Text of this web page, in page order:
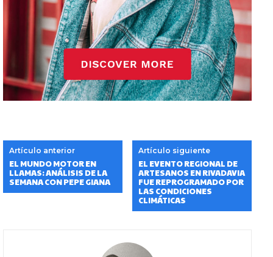
Artículo anterior
EL MUNDO MOTOR EN
LLAMAS: ANÁLISIS DE LA
SEMANA CON PEPE GIANA
Artículo siguiente
EL EVENTO REGIONAL DE
ARTESANOS EN RIVADAVIA
FUE REPROGRAMADO POR
LAS CONDICIONES
CLIMÁTICAS